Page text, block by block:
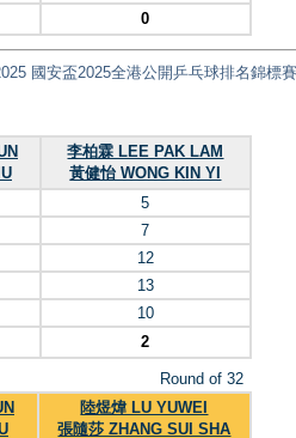
0
國安盃2025全港公開乒乓球排名錦標
李柏霖 LEE PAK LAM
黃健怡 WONG KIN YI
5
7
12
13
10
2
Round of 32
陸煜煒 LU YUWEI
張隨莎 ZHANG SUI SHA